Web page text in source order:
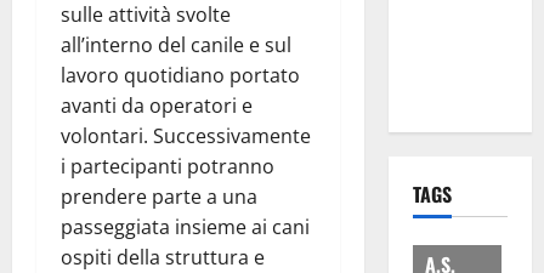
sulle attività svolte
all’interno del canile e sul
lavoro quotidiano portato
avanti da operatori e
volontari. Successivamente
i partecipanti potranno
prendere parte a una
passeggiata insieme ai cani
ospiti della struttura e
TAGS
A.S.